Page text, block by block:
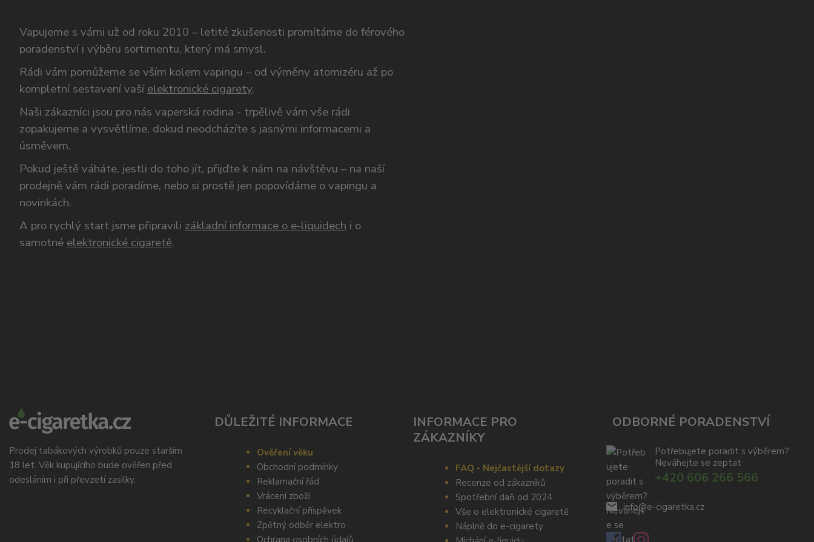
Vapujeme s vámi už od roku 2010 – letité zkušenosti promítáme do férového
poradenství i výběru sortimentu, který má smysl.
Rádi vám pomůžeme se vším kolem vapingu – od výměny atomizéru až po
kompletní sestavení vašíelektronické cigarety.
Naši zákazníci jsou pro nás vaperská rodina - trpělivě vám vše rádi
zopakujeme a vysvětlíme, dokud neodcházíte s jasnými informacemi a
úsměvem.
Pokud ještě váháte, jestli do toho jít, přijďte k nám na návštěvu – na naší
prodejně vám rádi poradíme, nebo si prostě jen popovídáme o vapingu a
novinkách.
A pro rychlý start jsme připravili základní informace o e-liquidech i o
samotnéelektronické cigaretě.
Prodej tabákových výrobků pouze starším
18 let. Věk kupujícího bude ověřen před
odesláním i při převzetí zasilky.
DŮLEŽITÉ INFORMACE
Ověření věku
Obchodní podmínky
Reklamační řád
Vrácení zboží
Recyklační příspěvek
Zpětný odběr elektro
INFORMACE PRO
ZÁKAZNÍKY
FAQ - Nejčastější dotazy
Recenze od zákazníků
Spotřební daň od 2024
Vše o elektronické cigaretě
Náplně do e-cigarety
ODBORNÉ PORADENSTVÍ
Potřebujete poradit s výběrem?
Neváhejte se zeptat
+420 606 266 566
info@e-cigaretka.cz